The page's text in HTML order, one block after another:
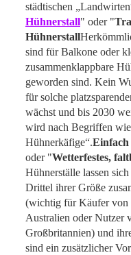
städtischen
Hühnerstall" oder "
Hühnerstall
sind für Balkone oder
zusammenklappbare
geworden sind. Kein
für solche
wächst und bis 2030
wird nach Begriffen
Hühnerkäfige“.Einfach
oder "Wetterfestes,
Hühnerställe lassen
Drittel ihrer Größe
(wichtig für Käufer von
Australien oder Nutzer
Großbritannien) und
sind ein zusätzlicher